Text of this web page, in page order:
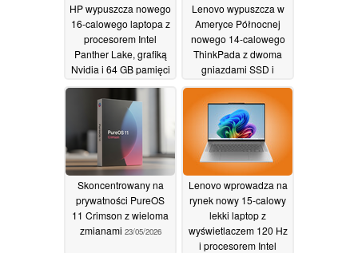
HP wypuszcza nowego
16-calowego laptopa z
procesorem Intel
Panther Lake, grafiką
Nvidia i 64 GB pamięci
25/05/2026
Lenovo wypuszcza w
Ameryce Północnej
nowego 14-calowego
ThinkPada z dwoma
gniazdami SSD i
rozbudowy pamięci
RAM23/05/2026
Skoncentrowany na
prywatności PureOS
11 Crimson z wieloma
zmianami 23/05/2026
Lenovo wprowadza na
rynek nowy 15-calowy
lekki laptop z
wyświetlaczem 120 Hz
i procesorem Intel